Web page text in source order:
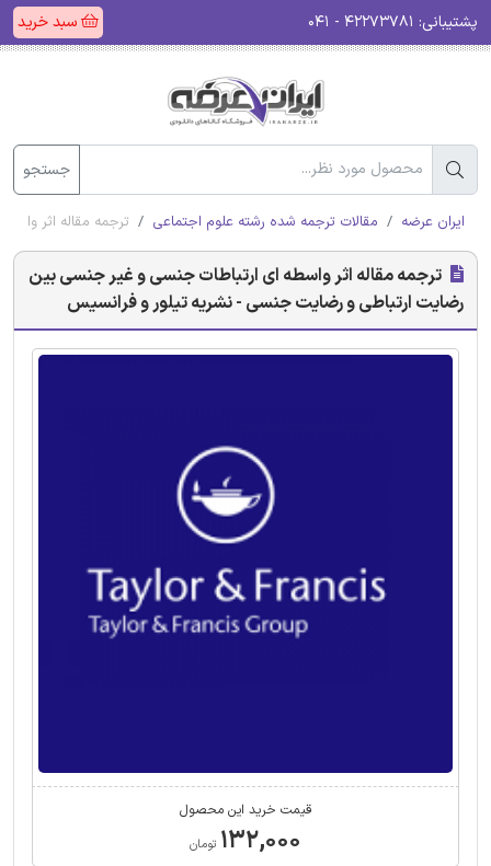
پشتیبانی: سبد خرید
جستجو
ایران عرضه مقالات ترجمه شده رشته علوم اجتماعی ترجمه مقاله اثر
ترجمه مقاله اثر واسطه ای ارتباطات جنسی و غیر جنسی بین
رضایت ارتباطی و رضایت جنسی - نشریه تیلور و فرانسیس
قیمت خرید این محصول
۱۳۲,۰۰۰ تومان